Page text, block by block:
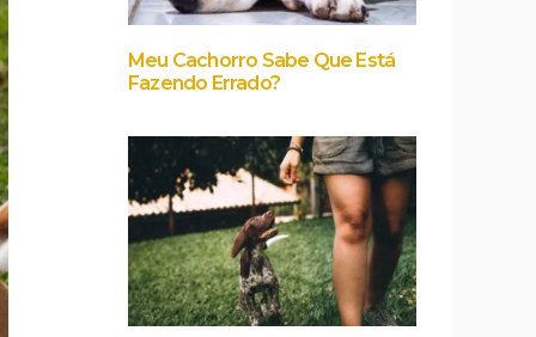
Meu Cachorro Sabe Que Está
Fazendo Errado?